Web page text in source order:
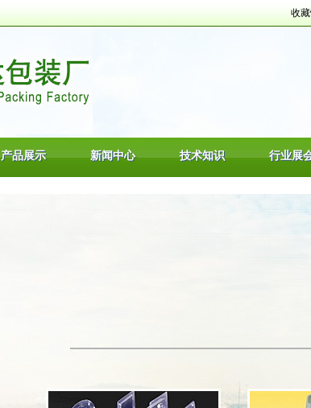
收
产品展示 新闻中心 技术知识 行业展